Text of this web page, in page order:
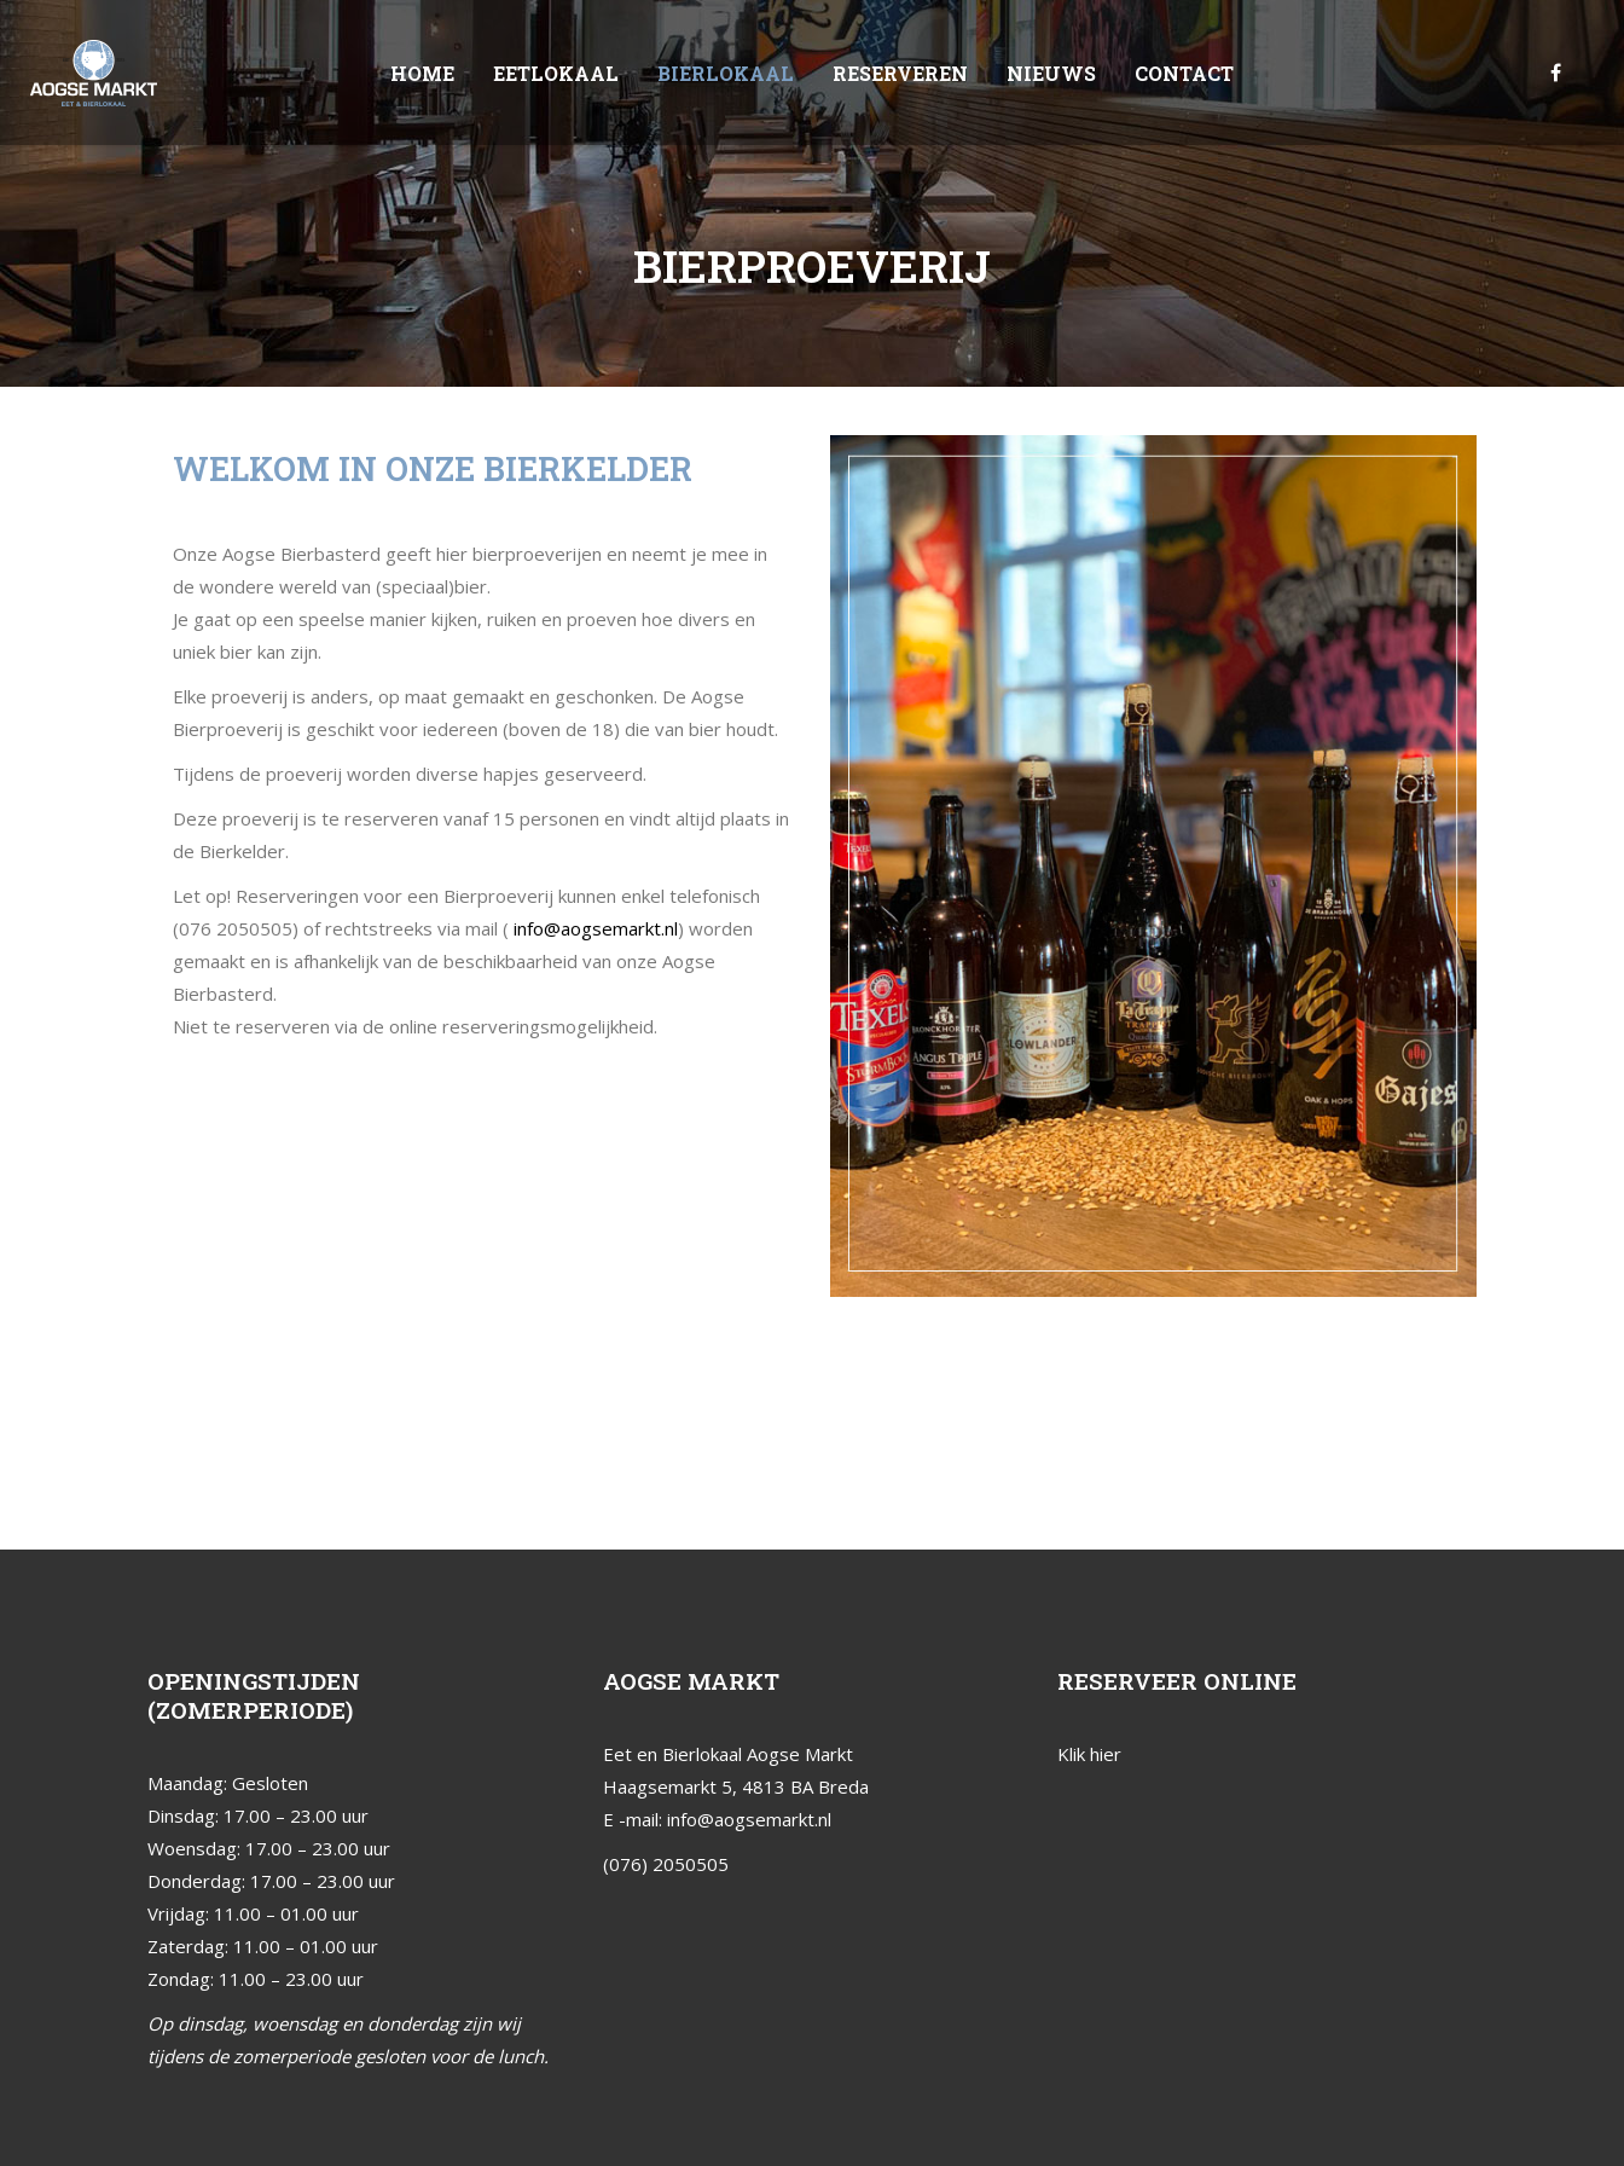
HOME EETLOKAAL BIERLOKAAL RESERVEREN NIEUWS CONTACT
BIERPROEVERIJ
WELKOM IN ONZE BIERKELDER
Onze Aogse Bierbasterd geeft hier bierproeverijen en neemt je mee in
de wondere wereld van (speciaal)bier.
Je gaat op een speelse manier kijken, ruiken en proeven hoe divers en
uniek bier kan zijn.
Elke proeverij is anders, op maat gemaakt en geschonken. De Aogse
Bierproeverij is geschikt voor iedereen (boven de 18) die van bier houdt.
Tijdens de proeverij worden diverse hapjes geserveerd.
Deze proeverij is te reserveren vanaf 15 personen en vindt altijd plaats in
de Bierkelder.
Let op! Reserveringen voor een Bierproeverij kunnen enkel telefonisch
(076 2050505) of rechtstreeks via mail (info@aogsemarkt.nl) worden
gemaakt en is afhankelijk van de beschikbaarheid van onze Aogse
Bierbasterd.
Niet te reserveren via de online reserveringsmogelijkheid.
OPENINGSTIJDEN
(ZOMERPERIODE)
Maandag: Gesloten
Dinsdag: 17.00 – 23.00 uur
Woensdag: 17.00 – 23.00 uur
Donderdag: 17.00 – 23.00 uur
Vrijdag: 11.00 – 01.00 uur
Zaterdag: 11.00 – 01.00 uur
Zondag: 11.00 – 23.00 uur
Op dinsdag, woensdag en donderdag zijn wij
tijdens de zomerperiode gesloten voor de lunch.
AOGSE MARKT
Eet en Bierlokaal Aogse Markt
Haagsemarkt 5, 4813 BA Breda
E -mail: info@aogsemarkt.nl
(076) 2050505
RESERVEER ONLINE
Klik hier